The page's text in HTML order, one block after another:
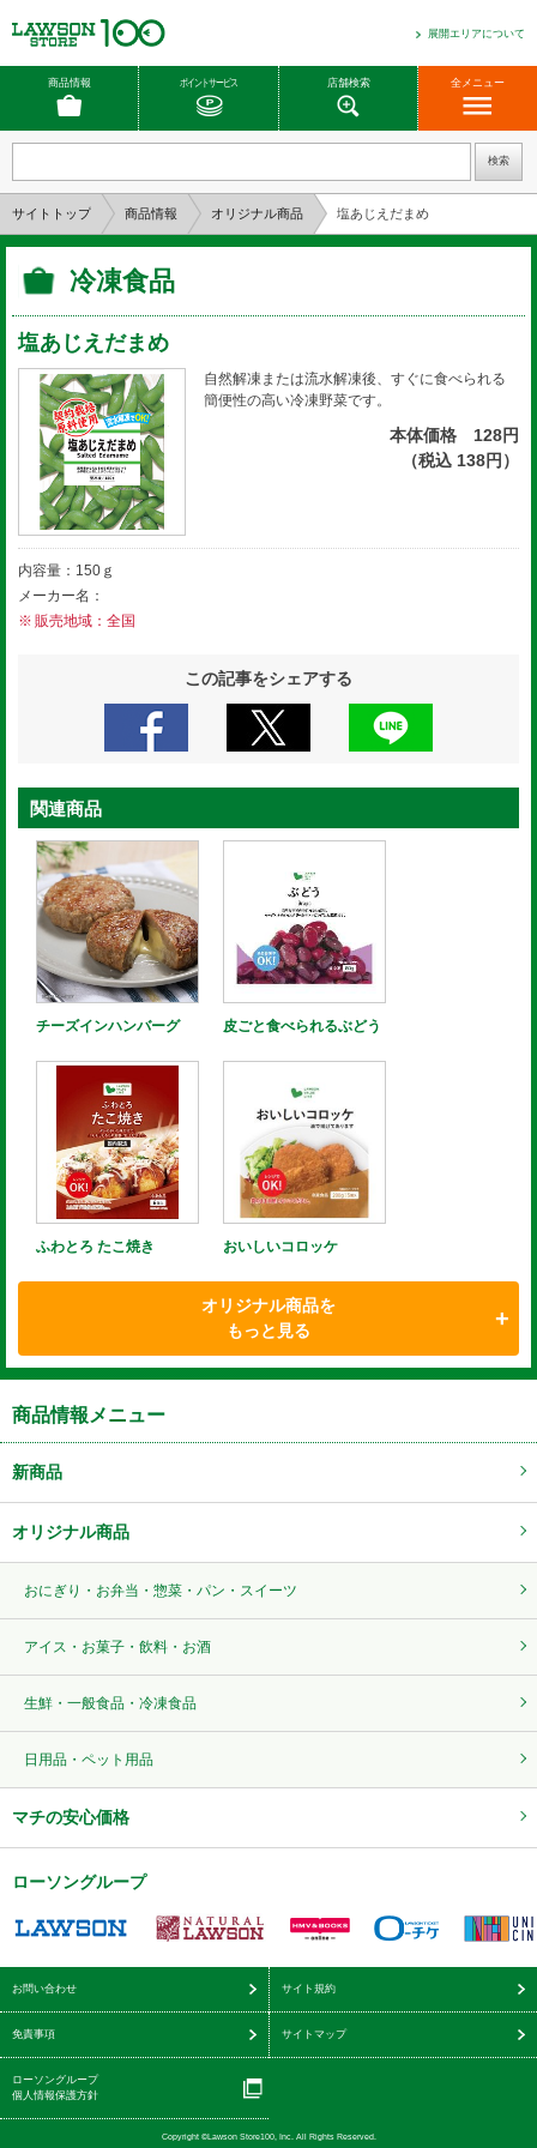
展開エリアについて
商品情報 ポイントサービス 店舗検索 全メニュー
サイトトップ 商品情報 オリジナル商品 塩あじえだまめ
冷凍食品
塩あじえだまめ
自然解凍または流水解凍後、すぐに食べられる
簡便性の高い冷凍野菜です。
本体価格 128円
（税込 138円）
内容量：150ｇ
メーカー名：
販売地域：全国
この記事をシェアする
関連商品
チーズインハンバーグ 皮ごと食べられるぶどう
ふわとろ たこ焼き おいしいコロッケ
オリジナル商品を
もっと見る
商品情報メニュー
新商品
オリジナル商品
おにぎり・お弁当・惣菜・パン・スイーツ
アイス・お菓子・飲料・お酒
生鮮・一般食品・冷凍食品
日用品・ペット用品
マチの安心価格
ローソングループ
お問い合わせ サイト規約
免責事項 サイトマップ
ローソングループ
個人情報保護方針
Copyright ©Lawson Store100, Inc. All Rights Reserved.